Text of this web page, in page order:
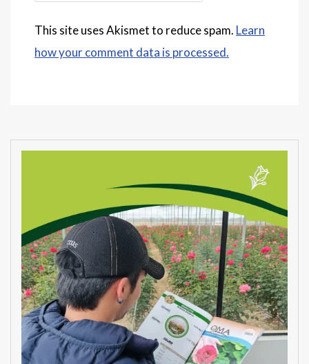
This site uses Akismet to reduce spam. Learn
how your comment data is processed.